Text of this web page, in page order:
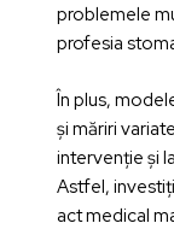
problemele
profesia
În plus,
și măriri
intervenție și
Astfel,
act medical